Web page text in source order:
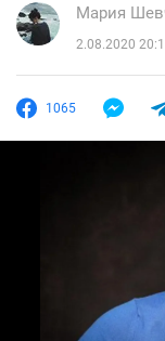
Мария
2.08.2020
1065